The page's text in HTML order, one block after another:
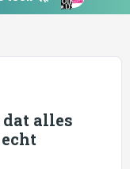
dat alles